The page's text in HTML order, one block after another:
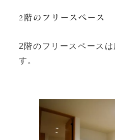
2階のフリースペース
2階のフリースペース
す。